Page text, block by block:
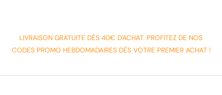
LIVRAISON GRATUITE DÈS 40€ D'ACHAT. PROFITEZ DE NOS
CODES PROMO HEBDOMADAIRES DÈS VOTRE PREMIER ACHAT !